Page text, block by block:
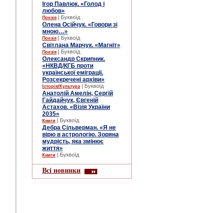
Ігор Павлюк. «Голод і
любов»
Поезія | Буквоїд
Олена Осійчук. «Говори зі
мною…»
Поезія | Буквоїд
Світлана Марчук. «Магніт»
Поезія | Буквоїд
Олександр Скрипник.
«НКВД/КГБ проти
української еміграції.
Розсекречені архіви»
Історія/Культура | Буквоїд
Анатолій Амелін, Сергій
Гайдайчук, Євгеній
Астахов. «Візія України
2035»
Книги | Буквоїд
Дебра Сільверман. «Я не
вірю в астрологію. Зоряна
мудрість, яка змінює
життя»
Книги | Буквоїд
Всі новинки